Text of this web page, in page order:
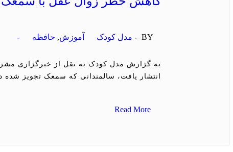
BY - مدل کودک آموزش, حافظه -
انتشار یافت، سالمندانی که سمعک تجویز
Read More